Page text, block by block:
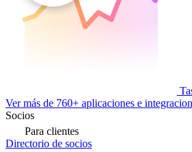
Ver más de 760+ aplicaciones e
Socios
Para clientes
Directorio de socios